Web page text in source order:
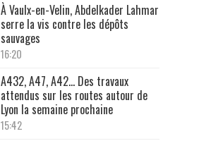
À Vaulx-en-Velin, Abdelkader Lahmar
serre la vis contre les dépôts
sauvages
16:20
A432, A47, A42… Des travaux
attendus sur les routes autour de
Lyon la semaine prochaine
15:42